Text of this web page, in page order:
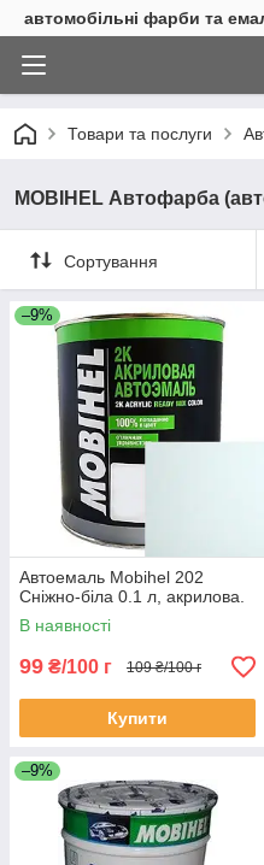
автомобільні фарби та
Товари та послуги
MOBIHEL Автофарба
Сортування
–9%
Автоемаль Mobihel 202
Сніжно-біла 0.1 л, акрилова.
В наявності
99 ₴/100 г 109 ₴/100 г
Купити
–9%